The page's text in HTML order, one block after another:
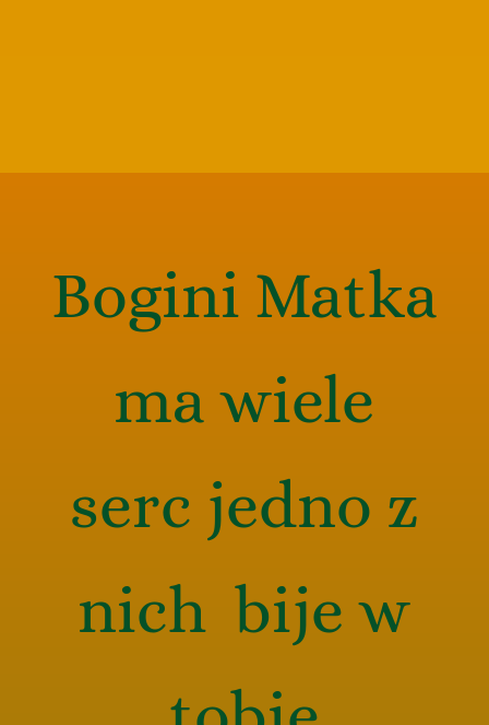
Bogini Matka
ma wiele
serc jedno z
nich bije w